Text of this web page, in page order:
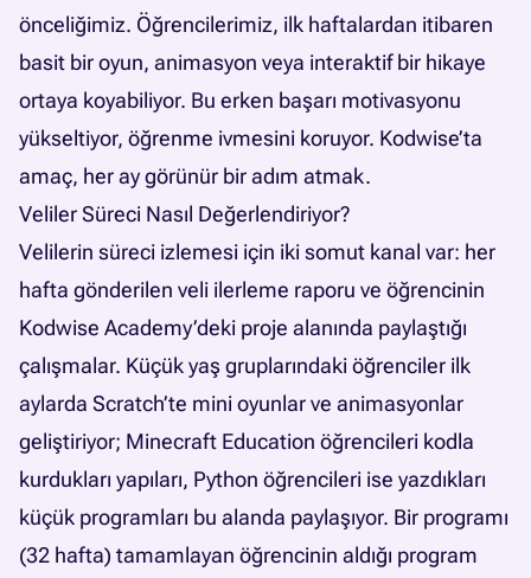
önceliğimiz. Öğrencilerimiz, ilk haftalardan itibaren
basit bir oyun, animasyon veya interaktif bir hikaye
ortaya koyabiliyor. Bu erken başarı motivasyonu
yükseltiyor, öğrenme ivmesini koruyor. Kodwise’ta
amaç, her ay görünür bir adım atmak.
Veliler Süreci Nasıl Değerlendiriyor?
Velilerin süreci izlemesi için iki somut kanal var: her
hafta gönderilen veli ilerleme raporu ve öğrencinin
Kodwise Academy’deki proje alanında paylaştığı
çalışmalar. Küçük yaş gruplarındaki öğrenciler ilk
aylarda Scratch’te mini oyunlar ve animasyonlar
geliştiriyor; Minecraft Education öğrencileri kodla
kurdukları yapıları, Python öğrencileri ise yazdıkları
küçük programları bu alanda paylaşıyor. Bir programı
(32 hafta) tamamlayan öğrencinin aldığı program